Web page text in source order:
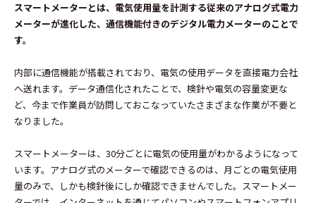
スマートメーターとは、電気使用量を計測する従来のアナログ式電力
メーターが進化した、通信機能付きのデジタル電力メーターのことで
す。
内部に通信機能が搭載されており、電気の使用データを直接電力会社
へ送れます。データ通信化されたことで、検針や電気の容量変更な
ど、今まで作業員が訪問しておこなっていたさまざまな作業が不要と
なりました。
スマートメーターは、30分ごとに電気の使用量がわかるようになって
います。アナログ式のメーターで確認できるのは、月ごとの電気使用
量のみで、しかも検針後にしか確認できませんでした。スマートメー